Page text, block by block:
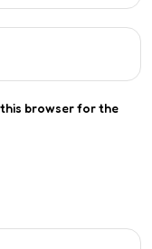
this browser for the